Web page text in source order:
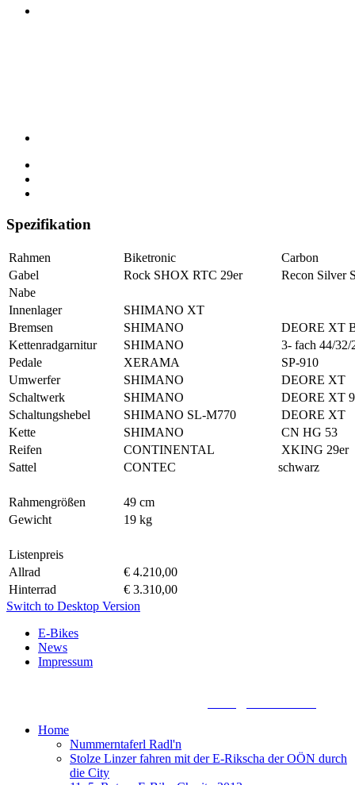
Spezifikation
Rahmen Biketronic
Carbon
Gabel
Rock SHOX RTC 29er
Recon Silver
Nabe
Innenlager
SHIMANO XT
Bremsen
SHIMANO
DEORE XT
Kettenradgarnitur
SHIMANO
3- fach 44/32/
Pedale
XERAMA
SP-910
Umwerfer
SHIMANO
DEORE XT
Schaltwerk
SHIMANO
DEORE XT
Schaltungshebel
SHIMANO SL-M770
DEORE XT
Kette
SHIMANO
CN HG 53
Reifen
CONTINENTAL
XKING 29er
Sattel
CONTEC schwarz
Rahmengrößen
49 cm
Gewicht
19 kg
Listenpreis
Allrad
€ 4.210,00
Hinterrad
€ 3.310,00
Switch to Desktop Version
E-Bikes
News
Impressum
Home
Nummerntaferl Radl'n
Stolze Linzer fahren mit der E-Rikscha der OÖN durch
die City